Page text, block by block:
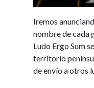
Iremos
nombre de cada
Ludo Ergo Sum
territorio
de envío a otros